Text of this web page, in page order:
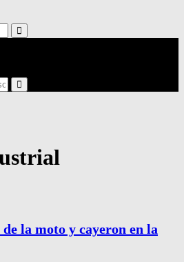
Search
Search
la moto y cayeron en la